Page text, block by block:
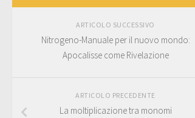
ARTICOLO SUCCESSIVO
Nitrogeno-Manuale per il nuovo mondo:
Apocalisse come Rivelazione
ARTICOLO PRECEDENTE
La moltiplicazione tra monomi